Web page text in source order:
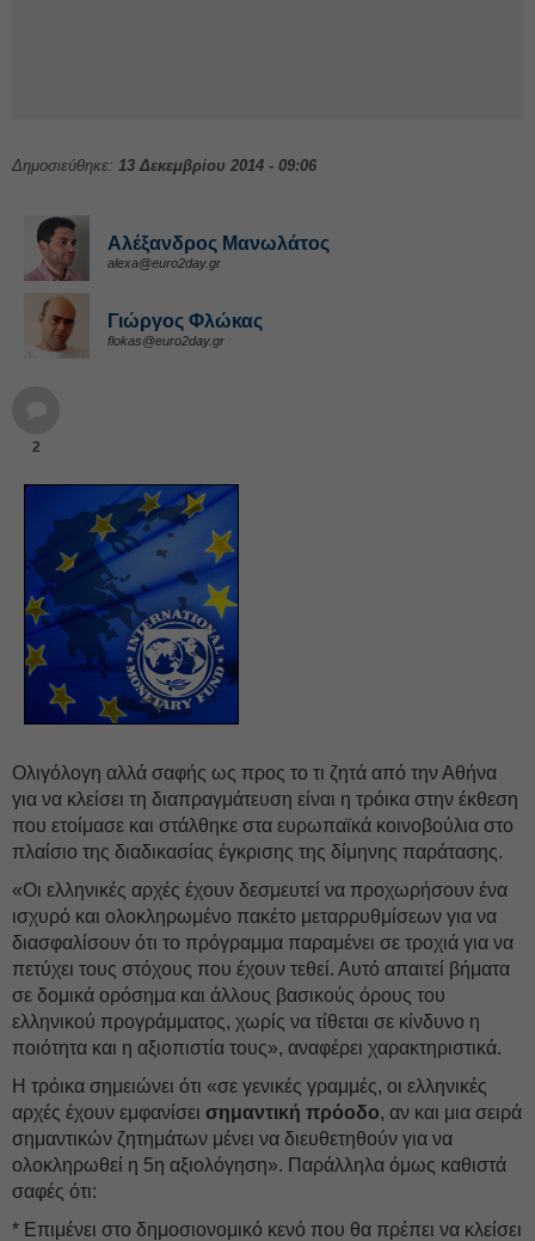
Δημοσιεύθηκε: 13 Δεκεμβρίου 2014 - 09:06
Αλέξανδρος Μανωλάτος
alexa@euro2day.gr
Γιώργος Φλώκας
flokas@euro2day.gr
2
Ολιγόλογη αλλά σαφής ως προς το τι ζητά από την Αθήνα
για να κλείσει τη διαπραγμάτευση είναι η τρόικα στην έκθεση
που ετοίμασε και στάλθηκε στα ευρωπαϊκά κοινοβούλια στο
πλαίσιο της διαδικασίας έγκρισης της δίμηνης παράτασης.
«Οι ελληνικές αρχές έχουν δεσμευτεί να προχωρήσουν ένα
ισχυρό και ολοκληρωμένο πακέτο μεταρρυθμίσεων για να
διασφαλίσουν ότι το πρόγραμμα παραμένει σε τροχιά για να
πετύχει τους στόχους που έχουν τεθεί. Αυτό απαιτεί βήματα
σε δομικά ορόσημα και άλλους βασικούς όρους του
ελληνικού προγράμματος, χωρίς να τίθεται σε κίνδυνο η
ποιότητα και η αξιοπιστία τους», αναφέρει χαρακτηριστικά.
Η τρόικα σημειώνει ότι «σε γενικές γραμμές, οι ελληνικές
αρχές έχουν εμφανίσει σημαντική πρόοδο, αν και μια σειρά
σημαντικών ζητημάτων μένει να διευθετηθούν για να
ολοκληρωθεί η 5η αξιολόγηση». Παράλληλα όμως καθιστά
σαφές ότι:
* Επιμένει στο δημοσιονομικό κενό που θα πρέπει να κλείσει